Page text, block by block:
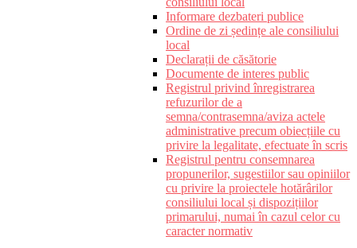
Informare dezbateri publice
Ordine de zi ședințe ale consiliului
local
Declarații de căsătorie
Documente de interes public
Registrul privind înregistrarea
refuzurilor de a
semna/contrasemna/aviza actele
administrative precum obiecțiile cu
privire la legalitate, efectuate în scris
Registrul pentru consemnarea
propunerilor, sugestiilor sau opiniilor
cu privire la proiectele hotărârilor
consiliului local și dispozițiilor
primarului, numai în cazul celor cu
caracter normativ